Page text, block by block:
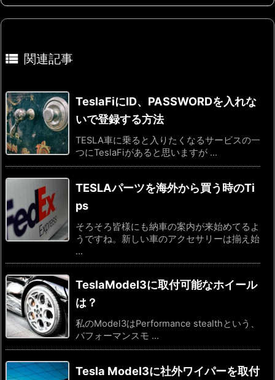
 関連記事
TeslaFiにID、PASSWORDを入れな
いで登録する方法
TESLA車に乗ると入りたくなるサービスの一
つにTeslaFiがあると思いますが ...
TESLAパーツを海外から買う時のTi
ps
そろそろ皆様にも納車の案内が来始めてるよ
うですね。新しい車のアクセサリーは揃え始
...
TeslaModel3に取付可能なホイール
は？
私のModel3はPerformance stealthという、
パフォーマンスモ ...
Tesla Model3に社外ワイパーを取付